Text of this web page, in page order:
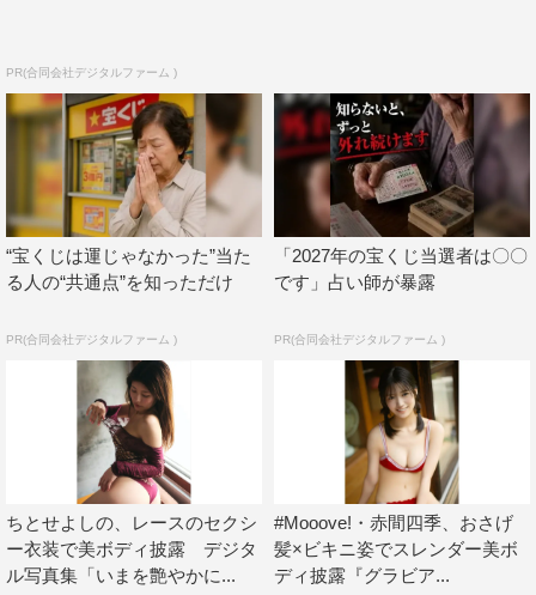
PR(合同会社デジタルファーム )
“宝くじは運じゃなかった”当た
る人の“共通点”を知っただけ
PR(合同会社デジタルファーム )
「2027年の宝くじ当選者は〇〇
です」占い師が暴露
PR(合同会社デジタルファーム )
ちとせよしの、レースのセクシ
ー衣装で美ボディ披露 デジタ
ル写真集「いまを艶やかに...
#Mooove!・赤間四季、おさげ
髪×ビキニ姿でスレンダー美ボ
ディ披露『グラビア...